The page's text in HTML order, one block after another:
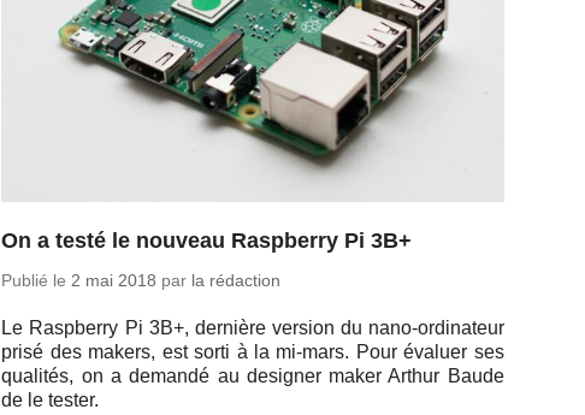
On a testé le nouveau Raspberry Pi 3B+
Publié le2 mai 2018 par la rédaction
Le Rasp­berry Pi 3B+, der­nière version du nano-or­di­na­teur
prisé des makers, est sorti à la mi-mars. Pour évaluer ses
qua­li­tés, on a demandé au de­si­gner maker Arthur Baude
de le tester.